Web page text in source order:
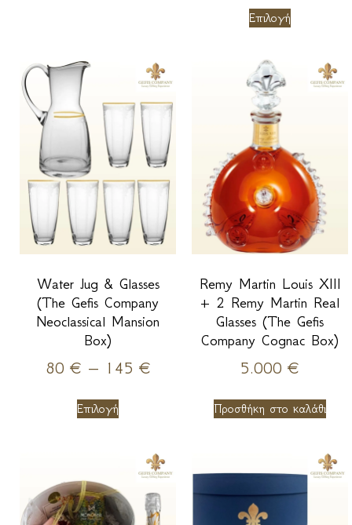
Επιλογή
Water Jug & Glasses
(The Gefis Company
Neoclassical Mansion
Box)
80 € – 145 €
Επιλογή
Remy Martin Louis XIII
+ 2 Remy Martin Real
Glasses (The Gefis
Company Cognac Box)
5.000 €
Προσθήκη στο καλάθι